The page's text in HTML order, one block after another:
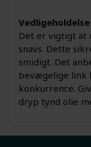
Vedligeholdelse
Det er vigtigt
snavs. Dette
smidigt. Det
bevægelige
konkurrence.
dryp tynd olie